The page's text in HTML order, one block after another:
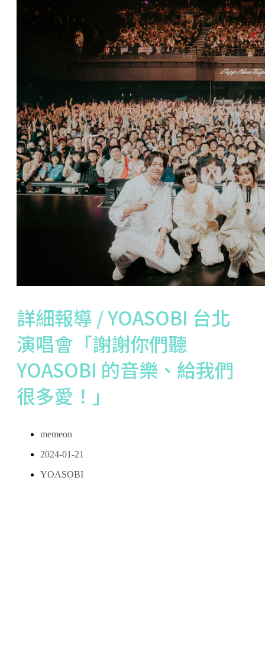
詳細報導 / YOASOBI 台北
演唱會「謝謝你們聽
YOASOBI 的音樂、給我們
很多愛！」
memeon
2024-01-21
YOASOBI